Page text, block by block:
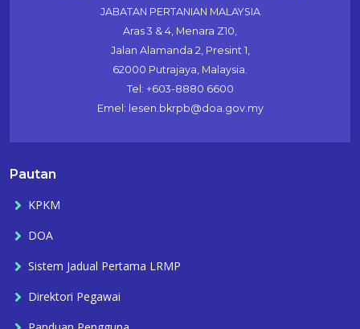
JABATAN PERTANIAN MALAYSIA
Aras 3 & 4, Menara Z10,
Jalan Alamanda 2, Presint 1,
62000 Putrajaya, Malaysia.
Tel: +603-8880 6600
Emel: lesen.bkrpb@doa.gov.my
Pautan
KPKM
DOA
Sistem Jadual Pertama LRMP
Direktori Pegawai